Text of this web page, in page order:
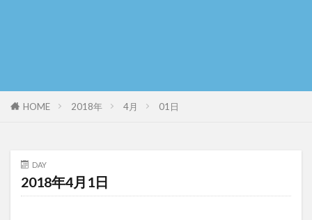
HOME 2018年 4月 01日
DAY
2018年4月1日